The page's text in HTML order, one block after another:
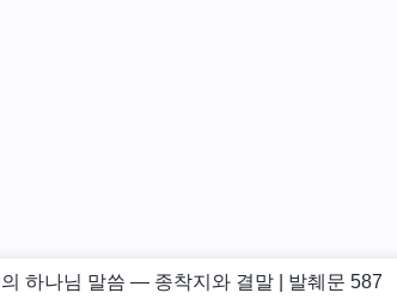
하나님 말씀 ― 종착지와 결말 | 발췌문 587